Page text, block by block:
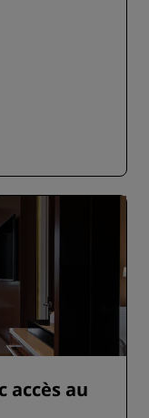
accès au